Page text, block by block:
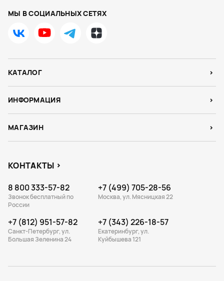
МЫ В СОЦИАЛЬНЫХ СЕТЯХ
КАТАЛОГ
ИНФОРМАЦИЯ
МАГАЗИН
КОНТАКТЫ
8 800 333-57-82
Звонок бесплатный по
России
+7 (499) 705-28-56
Москва, ул. Мясницкая 22
+7 (812) 951-57-82
Санкт-Петербург, ул.
Большая Зеленина 24
+7 (343) 226-18-57
Екатеринбург, ул.
Куйбышева 121